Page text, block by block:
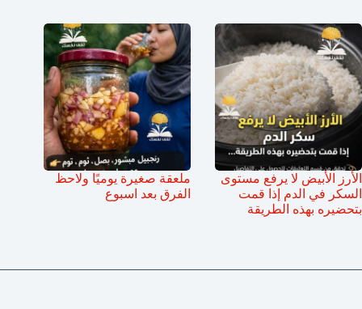
الأرز الأبيض لا يرفع مستوى
السكر في الدم إذا قمت
بتحضيره بهذه الطريقة
ملعقة صغيرة يوميًا ولاحظ
الفرق بعد اسبوع